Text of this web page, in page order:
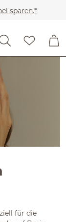
sparen.*
für die